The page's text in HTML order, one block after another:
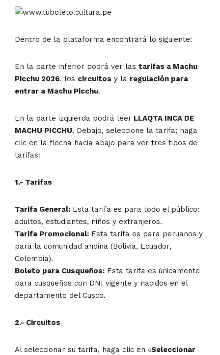
Dentro de la plataforma encontrará lo siguiente:
En la parte inferior podrá ver las tarifas a Machu
Picchu 2026, los circuitos y la regulación para
entrar a Machu Picchu.
En la parte izquierda podrá leer LLAQTA INCA DE
MACHU PICCHU. Debajo, seleccione la tarifa; haga
clic en la flecha hacia abajo para ver tres tipos de
tarifas:
1.- Tarifas
Tarifa General: Esta tarifa es para todo el público:
adultos, estudiantes, niños y extranjeros.
Tarifa Promocional: Esta tarifa es para peruanos y
para la comunidad andina (Bolivia, Ecuador,
Colombia).
Boleto para Cusqueños: Esta tarifa es únicamente
para cusqueños con DNI vigente y nacidos en el
departamento del Cusco.
2.- Circuitos
Al seleccionar su tarifa, haga clic en «Seleccionar